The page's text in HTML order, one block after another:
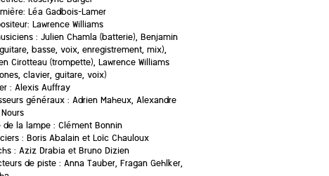
Léa Gadbois-Lamer
Lawrence Williams
: Julien Chamla (batterie), Benjamin
basse, voix, enregistrement, mix),
Cirotteau (trompette), Lawrence Williams
clavier, guitare, voix)
: Alexis Auffray
généraux : Adrien Maheux, Alexandre
de la lampe : Clément Bonnin
: Boris Abalain et Loïc Chauloux
: Aziz Drabia et Bruno Dizien
de piste : Anna Tauber, Fragan Gehlker,